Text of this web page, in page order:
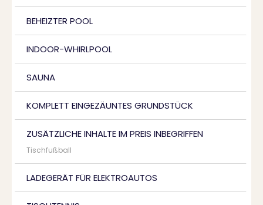
BEHEIZTER POOL
INDOOR-WHIRLPOOL
SAUNA
KOMPLETT EINGEZÄUNTES GRUNDSTÜCK
ZUSÄTZLICHE INHALTE IM PREIS INBEGRIFFEN
Tischfußball
LADEGERÄT FÜR ELEKTROAUTOS